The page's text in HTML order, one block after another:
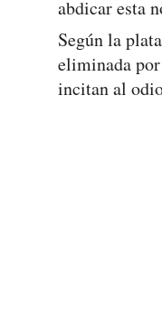
abdicar esta
Según la
eliminada
incitan al